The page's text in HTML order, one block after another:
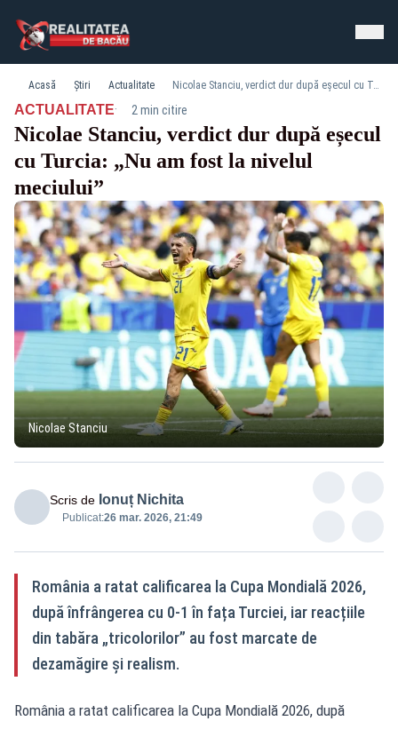
Acasă Știri Actualitate Nicolae Stanciu, verdict dur după eșecul cu Turcia: „Nu am fost la nivelul meciului”
ACTUALITATE· 2 min citire
Nicolae Stanciu, verdict dur după eșecul
cu Turcia: „Nu am fost la nivelul
meciului”
Nicolae Stanciu
Scris de Ionuț Nichita
Publicat:26 mar. 2026, 21:49
România a ratat calificarea la Cupa Mondială 2026,
după înfrângerea cu 0-1 în fața Turciei, iar reacțiile
din tabăra „tricolorilor” au fost marcate de
dezamăgire și realism.
România a ratat calificarea la Cupa Mondială 2026, după